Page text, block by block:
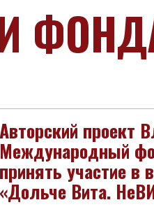
Авторский проект
Международный
принять участие в
«Дольче Вита.